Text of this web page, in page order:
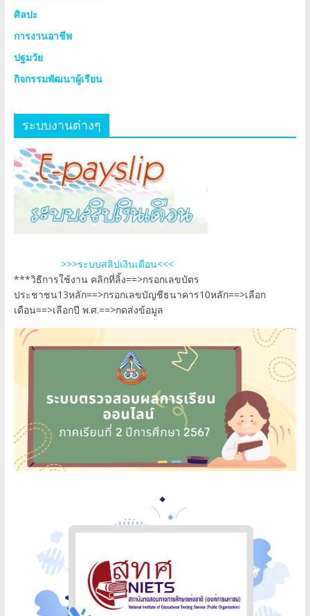
ศิลปะ
การงานอาชีพ
ปฐมวัย
กิจกรรมพัฒนาผู้เรียน
ระบบงานต่างๆ
>>>ระบบสลิปเงินเดือน<<<
***วิธีการใช้งาน คลิกที่ลิ้ง==>กรอกเลขบัตร
ประชาชน13หลัก==>กรอกเลขบัญชีธนาคาร10หลัก==>เลือก
เดือน==>เลือกปี พ.ศ.==>กดส่งข้อมูล